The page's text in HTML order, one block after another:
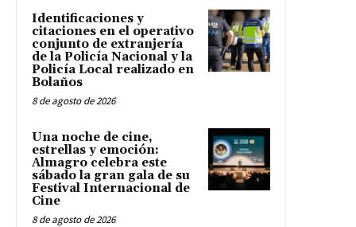
Identificaciones y
citaciones en el operativo
conjunto de extranjería
de la Policía Nacional y la
Policía Local realizado en
Bolaños
8 de agosto de 2026
Una noche de cine,
estrellas y emoción:
Almagro celebra este
sábado la gran gala de su
Festival Internacional de
Cine
8 de agosto de 2026